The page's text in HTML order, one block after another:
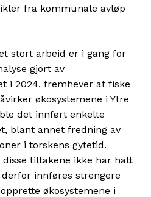
fra kommunale avløp
stort arbeid er i gang for
gjort av
i 2024, fremhever at fiske
økosystemene i Ytre
det innført enkelte
blant annet fredning av
i torskens gytetid.
tiltakene ikke har hatt
innføres strengere
økosystemene i